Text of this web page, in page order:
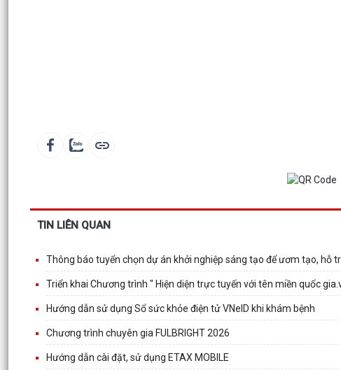
TIN LIÊN QUAN
Thông báo tuyển chọn dự án khởi nghiệp sáng tạo để ươm tạo, hỗ
Triển khai Chương trình " Hiện diện trực tuyến với tên miền quốc
Hướng dẫn sử dụng Sổ sức khỏe điện tử VNeID khi khám bệnh
Chương trình chuyên gia FULBRIGHT 2026
Hướng dẫn cài đặt, sử dụng ETAX MOBILE